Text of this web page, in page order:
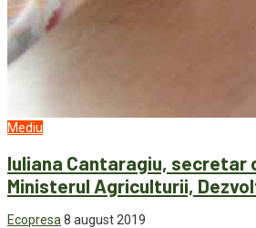
Mediu
Iuliana Cantaragiu, secretar
Ministerul Agriculturii,
Ecopresa 8 august 2019